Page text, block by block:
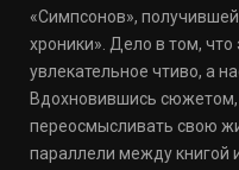
«Симпсонов»,
хроники». Дело в том, что
увлекательное чтиво, а
Вдохновившись
переосмысливать свою
параллели между книгой